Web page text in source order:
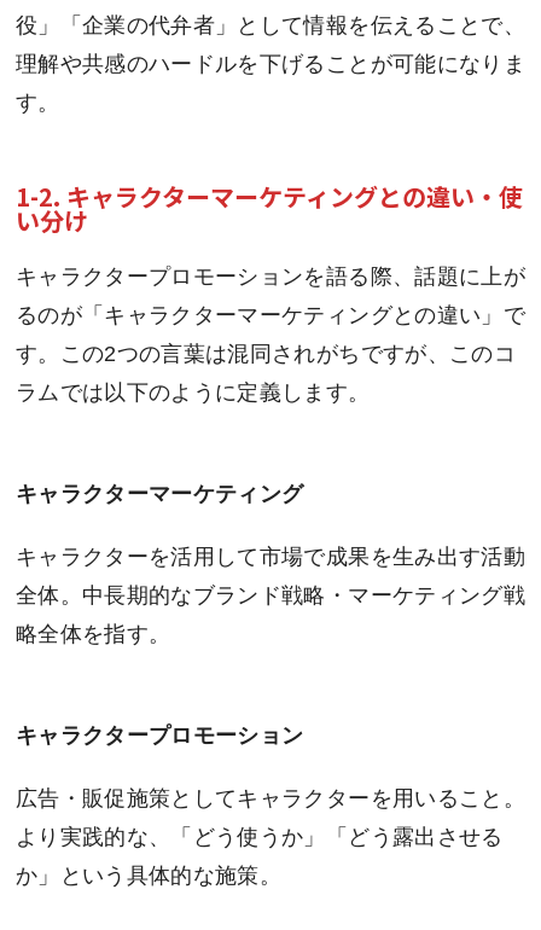
役」「企業の代弁者」として情報を伝えることで、
理解や共感のハードルを下げることが可能になりま
す。
1-2. キャラクターマーケティングとの違い・使
い分け
キャラクタープロモーションを語る際、話題に上が
るのが「キャラクターマーケティングとの違い」で
す。この2つの言葉は混同されがちですが、このコ
ラムでは以下のように定義します。
キャラクターマーケティング
キャラクターを活用して市場で成果を生み出す活動
全体。中長期的なブランド戦略・マーケティング戦
略全体を指す。
キャラクタープロモーション
広告・販促施策としてキャラクターを用いること。
より実践的な、「どう使うか」「どう露出させる
か」という具体的な施策。